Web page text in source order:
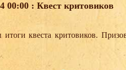
00:00 : Квест критовиков
итоги квеста критовиков.